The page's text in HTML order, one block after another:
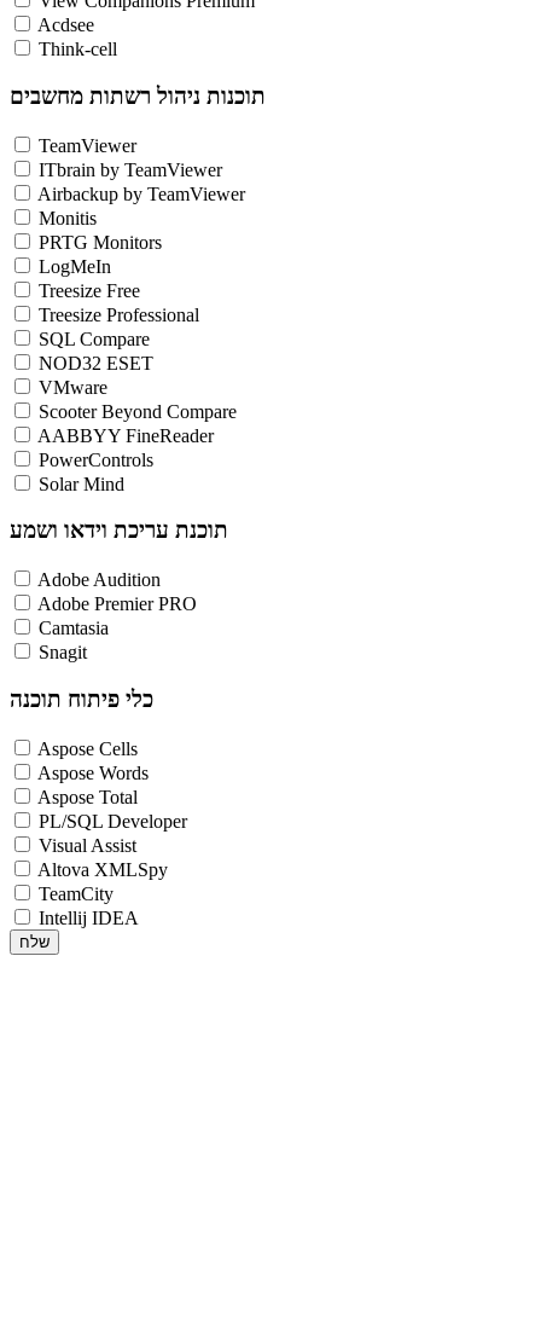
Acdsee
Think-cell
תוכנות ניהול רשתות מחשבים
TeamViewer
ITbrain by TeamViewer
Airbackup by TeamViewer
Monitis
PRTG Monitors
LogMeIn
Treesize Free
Treesize Professional
SQL Compare
NOD32 ESET
VMware
Scooter Beyond Compare
AABBYY FineReader
PowerControls
Solar Mind
תוכנת עריכת וידאו ושמע
Adobe Audition
Adobe Premier PRO
Camtasia
Snagit
כלי פיתוח תוכנה
Aspose Cells
Aspose Words
Aspose Total
PL/SQL Developer
Visual Assist
Altova XMLSpy
TeamCity
Intellij IDEA